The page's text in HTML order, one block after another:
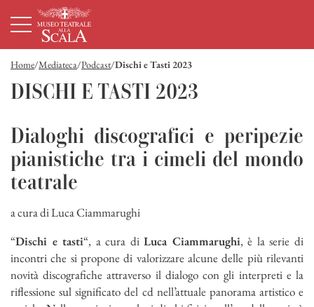
HomepageMenù principale
Home Mediateca Podcast Dischi e Tasti 2023
DISCHI E TASTI 2023
Dialoghi discografici e peripezie
pianistiche tra i cimeli del mondo
teatrale
a cura di Luca Ciammarughi
“Dischi e tasti“, a cura diLuca Ciammarughi, è la serie di
incontri che si propone di valorizzare alcune delle più rilevanti
novità discografiche attraverso il dialogo con gli interpreti e la
riflessione sul significato del cd nell’attuale panorama artistico e